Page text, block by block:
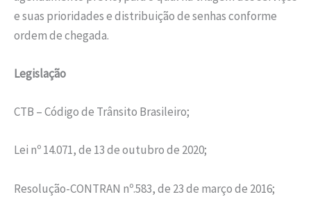
e suas prioridades e distribuição de senhas conforme
ordem de chegada.
Legislação
CTB – Código de Trânsito Brasileiro;
Lei nº 14.071, de 13 de outubro de 2020;
Resolução-CONTRAN nº.583, de 23 de março de 2016;